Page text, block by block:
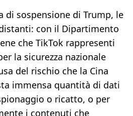
di sospensione di Trump, le
con il Dipartimento
che TikTok rappresenti
la sicurezza nazionale
del rischio che la Cina
immensa quantità di dati
o ricatto, o per
i contenuti che